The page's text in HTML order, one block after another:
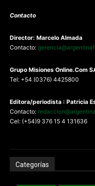
Contacto
Director: Marcelo Almada
Contacto:
Grupo Misiones Online.Com
Tel: +54 (0376) 4425800
Editora/periodista : Patricia
Contacto:
Cel: (+54)9 376 15 4 131636
Categorías